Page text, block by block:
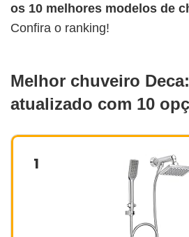
os 10 melhores modelos de
Confira o ranking!
Melhor chuveiro
atualizado com 10
1